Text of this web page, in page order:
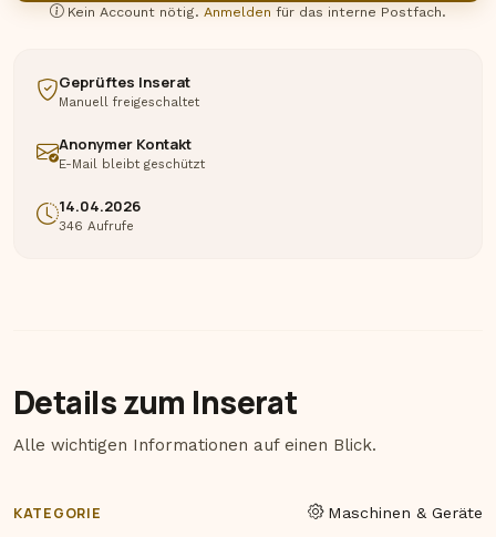
Kein Account nötig. Anmelden für das interne Postfach.
Geprüftes Inserat
Manuell freigeschaltet
Anonymer Kontakt
E-Mail bleibt geschützt
14.04.2026
346 Aufrufe
Details zum Inserat
Alle wichtigen Informationen auf einen Blick.
KATEGORIE Maschinen & Geräte